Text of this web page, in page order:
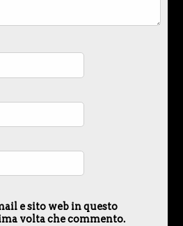
e sito web in questo
volta che commento.